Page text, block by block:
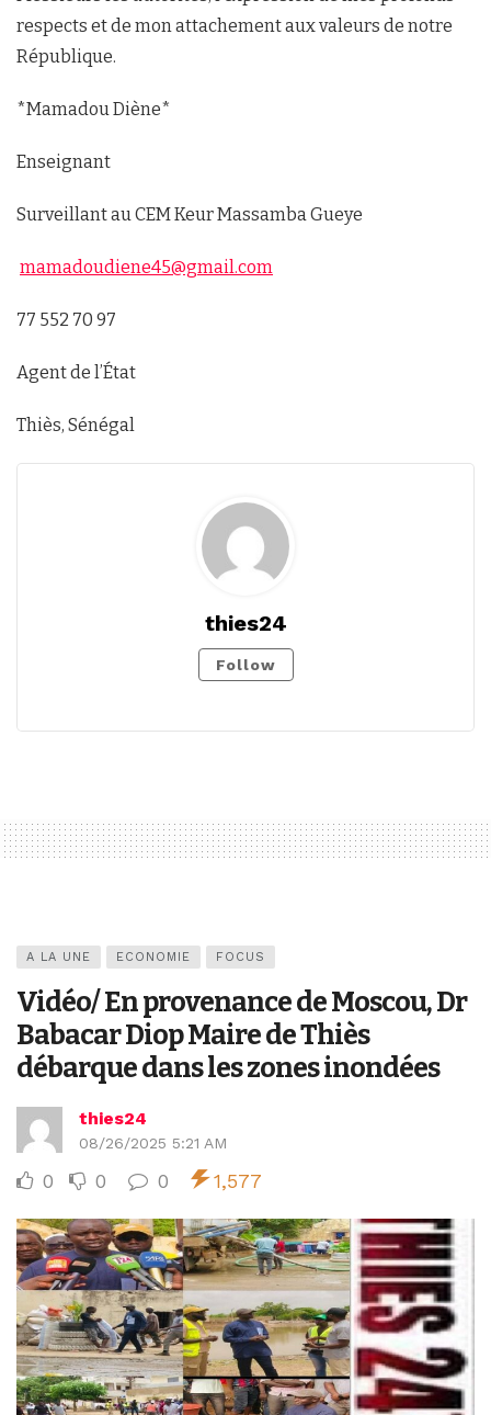
respects et de mon attachement aux valeurs de notre
République.
*Mamadou Diène*
Enseignant
Surveillant au CEM Keur Massamba Gueye
mamadoudiene45@gmail.com
77 552 70 97
Agent de l’État
Thiès, Sénégal
thies24
Follow
A LA UNE ECONOMIE FOCUS
Vidéo/ En provenance de Moscou, Dr
Babacar Diop Maire de Thiès
débarque dans les zones inondées
thies24
08/26/2025 5:21 AM
0 0 0 1,577